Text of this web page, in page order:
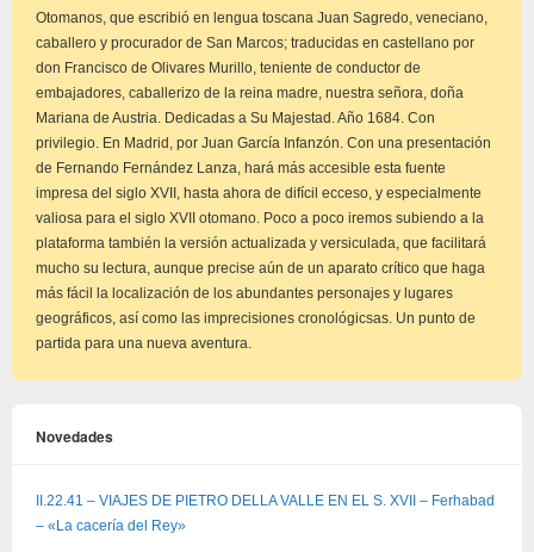
Otomanos, que escribió en lengua toscana Juan Sagredo, veneciano,
caballero y procurador de San Marcos; traducidas en castellano por
don Francisco de Olivares Murillo, teniente de conductor de
embajadores, caballerizo de la reina madre, nuestra señora, doña
Mariana de Austria. Dedicadas a Su Majestad. Año 1684. Con
privilegio. En Madrid, por Juan García Infanzón. Con una presentación
de Fernando Fernández Lanza, hará más accesible esta fuente
impresa del siglo XVII, hasta ahora de difícil ecceso, y especialmente
valiosa para el siglo XVII otomano. Poco a poco iremos subiendo a la
plataforma también la versión actualizada y versiculada, que facilitará
mucho su lectura, aunque precise aún de un aparato crítico que haga
más fácil la localización de los abundantes personajes y lugares
geográficos, así como las imprecisiones cronológicsas. Un punto de
partida para una nueva aventura.
Novedades
II.22.41 – VIAJES DE PIETRO DELLA VALLE EN EL S. XVII – Ferhabad
– «La cacería del Rey»